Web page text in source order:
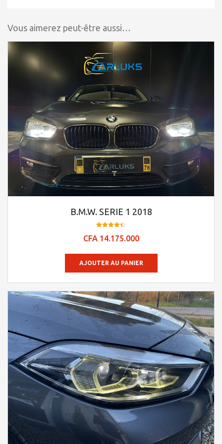
Vous aimerez peut-être aussi…
B.M.W. SERIE 1 2018
4.39
CFA 14.175.000
AJOUTER AU PANIER